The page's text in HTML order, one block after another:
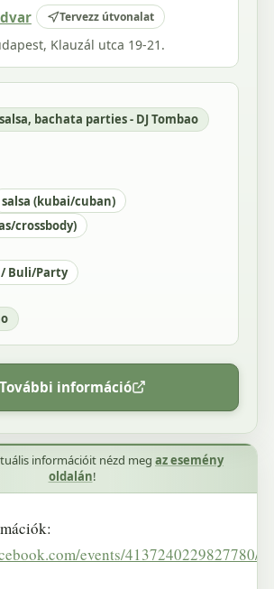
Tervezz útvonalat
Klauzál utca 19-21.
bachata parties - DJ Tombao
salsa (kubai/cuban)
crossbody)
Buli/Party
További információ
információit nézd meg az esemény
oldalán!
events/4137240229827780/